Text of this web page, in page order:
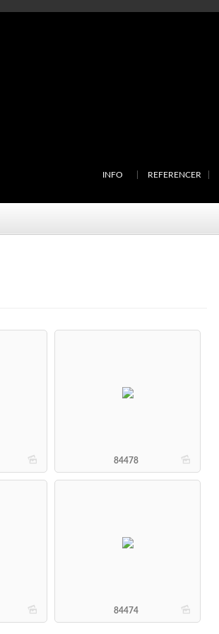
INFO REFERENCER
b b
84478
b b
84474